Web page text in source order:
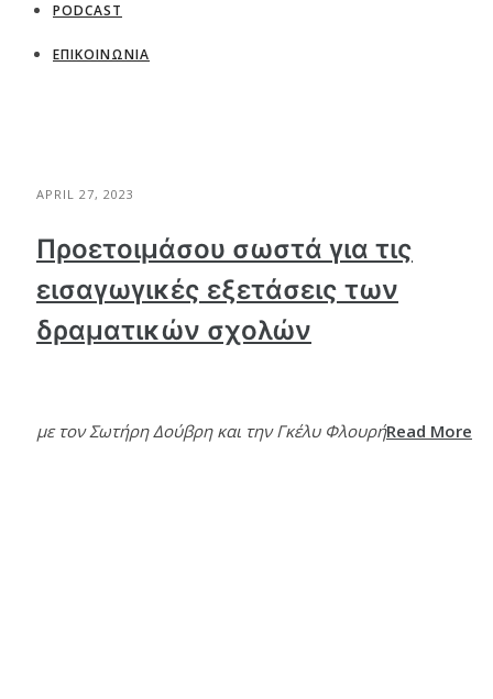
PODCAST
ΕΠΙΚΟΙΝΩΝΙΑ
APRIL 27, 2023
Προετοιμάσου σωστά για τις
εισαγωγικές εξετάσεις των
δραματικών σχολών
με τον Σωτήρη Δούβρη και την Γκέλυ ΦλουρήRead More